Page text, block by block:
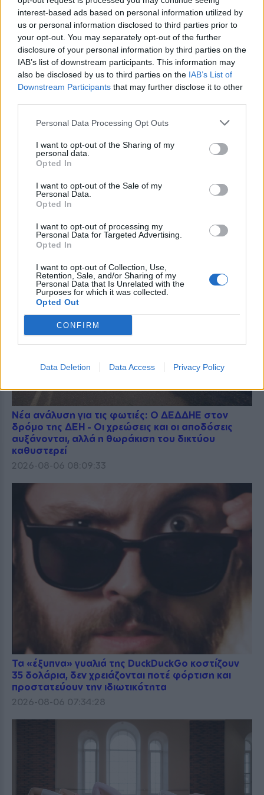
interest-based ads based on personal information utilized by
us or personal information disclosed to third parties prior to
your opt-out. You may separately opt-out of the further
disclosure of your personal information by third parties on the
IAB’s list of downstream participants. This information may
also be disclosed by us to third parties on the IAB’s List of
Downstream Participants that may further disclose it to other
Personal Data Processing Opt Outs
I want to opt-out of the Sharing of my
personal data.
Opted In
I want to opt-out of the Sale of my
Personal Data.
Opted In
I want to opt-out of processing my
Personal Data for Targeted Advertising.
Opted In
I want to opt-out of Collection, Use,
Retention, Sale, and/or Sharing of my
Personal Data that Is Unrelated with the
Purposes for which it was collected.
Opted Out
CONFIRM
Data Deletion Data Access Privacy Policy
Μην χάσετε αυτή την ευκαιρία να βιώσετε το
πνεύμα των ημερών μέσα από την ιστορία, την
τέχνη και τη μουσική!
Δείτε περισσότερα άρθρα μας στα αποτελέσματα
αναζήτησης
Add stonisi.gr on Google ↗
ΣΤΗΝ ΙΔΙΑ ΚΑΤΗΓΟΡΙΑ
ΕΙΔΗΣΕΙΣ ΑΠΟΚΛΕΙΣΤΙΚΑ ΣΤΟ
Νέα ανάλυση για τις φωτιές: Ο ΔΕΔΔΗΕ στον
δρόμο της ΔΕΗ - Οι χρεώσεις και οι αποδόσεις
αυξάνονται, αλλά η θωράκιση του δικτύου
καθυστερεί
2026-08-06 08:09:33
Τα «έξυπνα» γυαλιά της DuckDuckGo κοστίζουν
35 δολάρια, δεν χρειάζονται ποτέ φόρτιση και
προστατεύουν την ιδιωτικότητα
2026-08-06 07:34:28